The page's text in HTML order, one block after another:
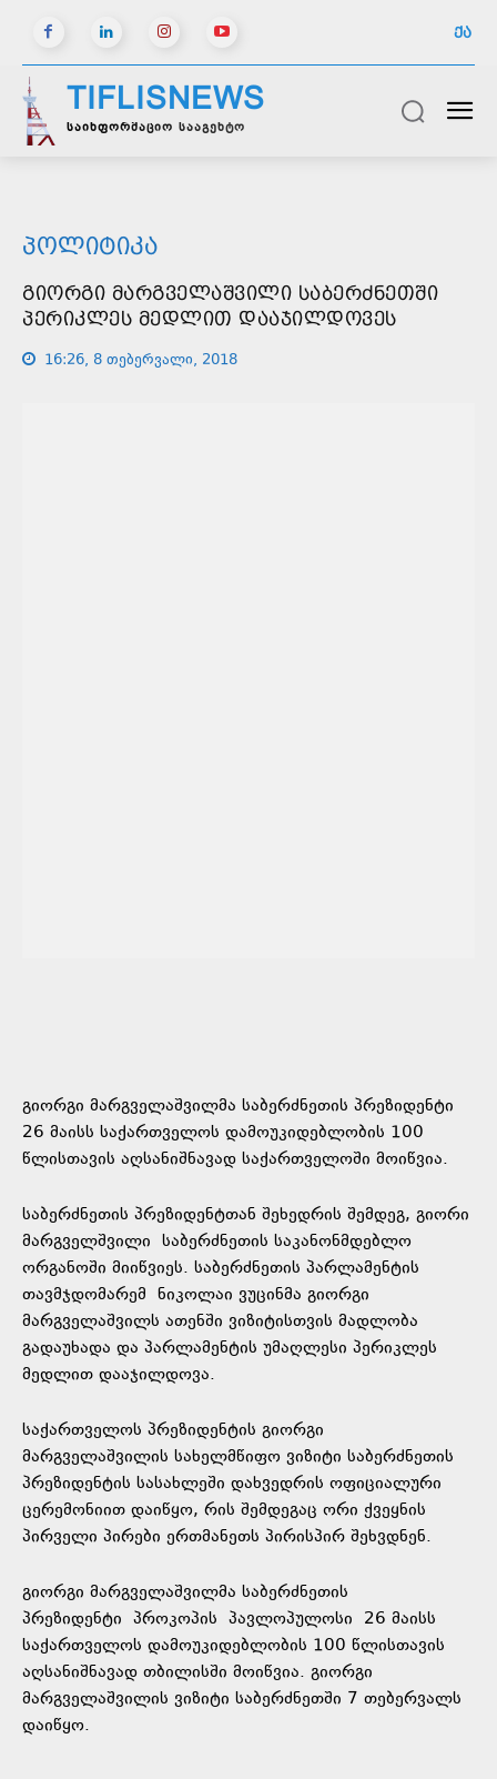
ᲥᲐ
TIFLISNEWS
საინფორმაციო სააგენტო
ᲞᲝᲚᲘᲢᲘᲙᲐ
ᲒᲘᲝᲠᲒᲘ ᲛᲐᲠᲒᲕᲔᲚᲐᲨᲕᲘᲚᲘ ᲡᲐᲑᲔᲠᲫᲜᲔᲗᲨᲘ
ᲞᲔᲠᲘᲙᲚᲔᲡ ᲛᲔᲓᲚᲘᲗ ᲓᲐᲐᲯᲘᲚᲓᲝᲕᲔᲡ
16:26, 8 თებერვალი, 2018
გიორგი მარგველაშვილმა საბერძნეთის პრეზიდენტი
26 მაისს საქართველოს დამოუკიდებლობის 100
წლისთავის აღსანიშნავად საქართველოში მოიწვია.
საბერძნეთის პრეზიდენტთან შეხედრის შემდეგ, გიორი
მარგველშვილი საბერძნეთის საკანონმდებლო
ორგანოში მიიწვიეს. საბერძნეთის პარლამენტის
თავმჯდომარემ ნიკოლაი ვუცინმა გიორგი
მარგველაშვილს ათენში ვიზიტისთვის მადლობა
გადაუხადა და პარლამენტის უმაღლესი პერიკლეს
მედლით დააჯილდოვა.
საქართველოს პრეზიდენტის გიორგი
მარგველაშვილის სახელმწიფო ვიზიტი საბერძნეთის
პრეზიდენტის სასახლეში დახვედრის ოფიციალური
ცერემონიით დაიწყო, რის შემდეგაც ორი ქვეყნის
პირველი პირები ერთმანეთს პირისპირ შეხვდნენ.
გიორგი მარგველაშვილმა საბერძნეთის
პრეზიდენტი პროკოპის პავლოპულოსი 26 მაისს
საქართველოს დამოუკიდებლობის 100 წლისთავის
აღსანიშნავად თბილისში მოიწვია. გიორგი
მარგველაშვილის ვიზიტი საბერძნეთში 7 თებერვალს
დაიწყო.